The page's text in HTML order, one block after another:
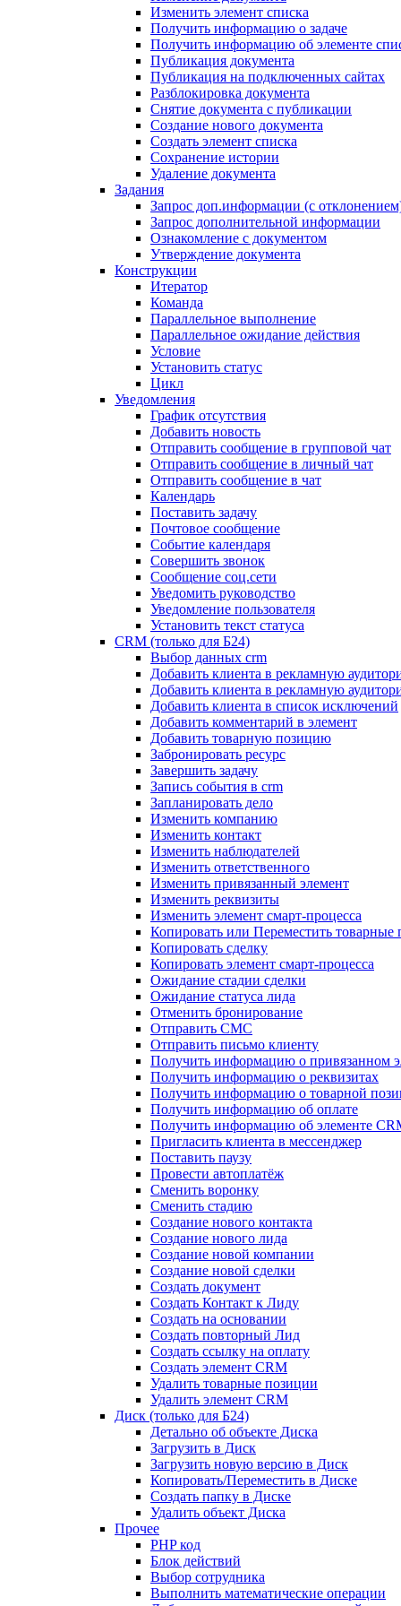
Изменить элемент списка
Получить информацию о задаче
Получить информацию об элементе
Публикация документа
Публикация на подключенных сайтах
Разблокировка документа
Снятие документа с публикации
Создание нового документа
Создать элемент списка
Сохранение истории
Удаление документа
Задания
Запрос доп.информации (с
Запрос дополнительной информации
Ознакомление с документом
Утверждение документа
Конструкции
Итератор
Команда
Параллельное выполнение
Параллельное ожидание действия
Условие
Установить статус
Цикл
Уведомления
График отсутствия
Добавить новость
Отправить сообщение в групповой чат
Отправить сообщение в личный чат
Отправить сообщение в чат
Календарь
Поставить задачу
Почтовое сообщение
Событие календаря
Совершить звонок
Сообщение соц.сети
Уведомить руководство
Уведомление пользователя
Установить текст статуса
CRM (только для Б24)
Выбор данных crm
Добавить клиента в рекламную
Добавить клиента в рекламную
Добавить клиента в список исключений
Добавить комментарий в элемент
Добавить товарную позицию
Забронировать ресурс
Завершить задачу
Запись события в crm
Запланировать дело
Изменить компанию
Изменить контакт
Изменить наблюдателей
Изменить ответственного
Изменить привязанный элемент
Изменить реквизиты
Изменить элемент смарт-процесса
Копировать или Переместить товарные
Копировать сделку
Копировать элемент смарт-процесса
Ожидание стадии сделки
Ожидание статуса лида
Отменить бронирование
Отправить СМС
Отправить письмо клиенту
Получить информацию о привязанном
Получить информацию о реквизитах
Получить информацию о товарной
Получить информацию об оплате
Получить информацию об элементе
Пригласить клиента в мессенджер
Поставить паузу
Провести автоплатёж
Сменить воронку
Сменить стадию
Создание нового контакта
Создание нового лида
Создание новой компании
Создание новой сделки
Создать документ
Создать Контакт к Лиду
Создать на основании
Создать повторный Лид
Создать ссылку на оплату
Создать элемент CRM
Удалить товарные позиции
Удалить элемент CRM
Диск (только для Б24)
Детально об объекте Диска
Загрузить в Диск
Загрузить новую версию в Диск
Копировать/Переместить в Диске
Создать папку в Диске
Удалить объект Диска
Прочее
PHP код
Блок действий
Выбор сотрудника
Выполнить математические операции